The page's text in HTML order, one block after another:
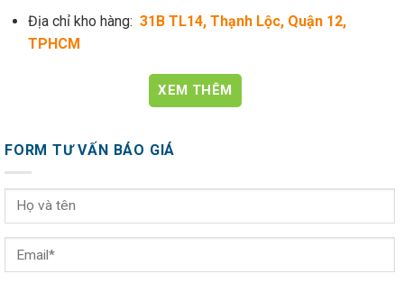
Địa chỉ kho hàng: 31B TL14, Thạnh Lộc, Quận 12,
TPHCM
XEM THÊM
FORM TƯ VẤN BÁO GIÁ